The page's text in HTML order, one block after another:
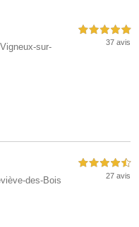
sur-
5,0 étoiles sur 5
37 avis
des-Bois
4,5 étoiles sur 5
27 avis